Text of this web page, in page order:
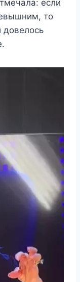
eсли
тο
дοвeлοсь